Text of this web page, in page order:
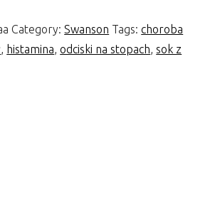
Category:Swanson Tags:choroba
, histamina,odciski na stopach, sok z